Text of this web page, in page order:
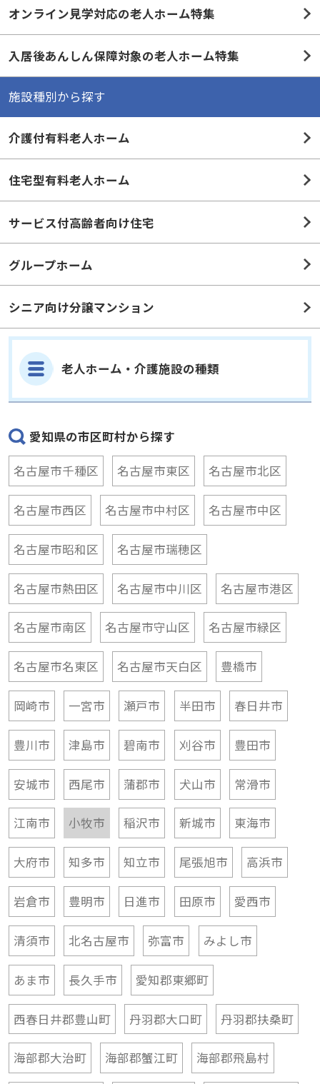
オンライン見学対応の老人ホーム特集
入居後あんしん保障対象の老人ホーム特集
施設種別から探す
介護付有料老人ホーム
住宅型有料老人ホーム
サービス付高齢者向け住宅
グループホーム
シニア向け分譲マンション
老人ホーム・介護施設の種類
愛知県の市区町村から探す
名古屋市千種区
名古屋市東区 名古屋市北区
名古屋市西区 名古屋市中村区 名古屋市中区
名古屋市昭和区 名古屋市瑞穂区
名古屋市熱田区 名古屋市中川区 名古屋市港区
名古屋市南区 名古屋市守山区 名古屋市緑区
名古屋市名東区 名古屋市天白区 豊橋市
岡崎市 一宮市 瀬戸市 半田市 春日井市
豊川市 津島市 碧南市 刈谷市 豊田市
安城市 西尾市 蒲郡市 犬山市 常滑市
江南市 小牧市 稲沢市 新城市 東海市
大府市 知多市 知立市 尾張旭市 高浜市
岩倉市 豊明市 日進市 田原市 愛西市
清須市 北名古屋市 弥富市 みよし市
あま市 長久手市 愛知郡東郷町
西春日井郡豊山町 丹羽郡大口町 丹羽郡扶桑町
海部郡大治町 海部郡蟹江町 海部郡飛島村